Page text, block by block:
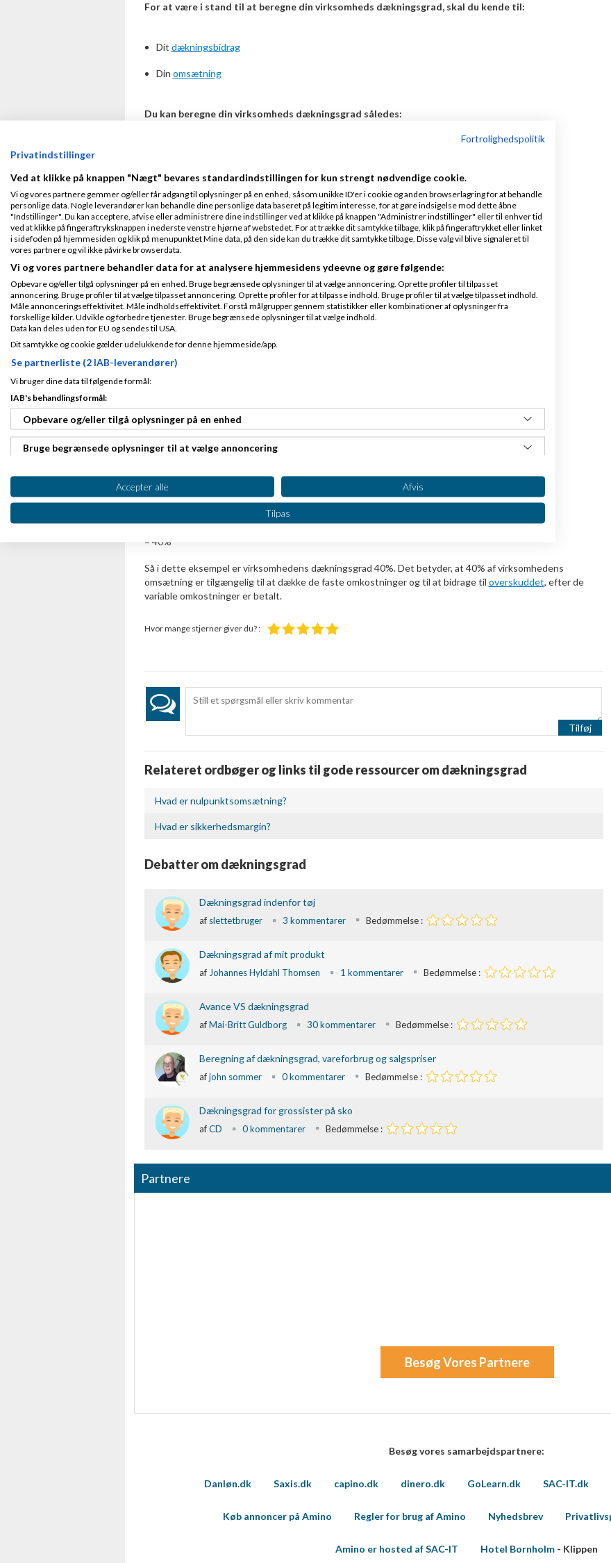
For at være i stand til at beregne din virksomheds dækningsgrad, skal du kende til:
Dit dækningsbidrag
Din omsætning
Du kan beregne din virksomheds dækningsgrad således:
Dækningsgrad eksempel
Her er et eksempel på, hvordan du kan udregne din virksomheds dækningsgrad.
Forestil dig en virksomhed, der sælger håndværkerprodukter. Her er nogle økonomiske tal for
Omsætning: 500.000 kr.
Variable omkostninger: 300.000 kr.
For at finde frem til dækninggraden skal vi først kende til dækningsbidraget.
Dækningsbidraget regner vi ud således:
Dækningsbidrag= Omsætning -Variable omkostninger
= 500.000 kr - 300.000 kr
= 200.000 kr
Nu kan vi beregne dækningsgraden:
Dækningsgrad = (Dækningsbidrag / Omsætning) × 100
= (200.000 kr / 500.000 kr) × 100
= 0.4 × 100
= 40%
Så i dette eksempel er virksomhedens dækningsgrad 40%. Det betyder, at 40% af virksomhedens
omsætning er tilgængelig til at dække de faste omkostninger og til at bidrage til overskuddet, efter de
variable omkostninger er betalt.
Hvor mange stjerner giver du? :
Tilføj
Relateret ordbøger og links til gode ressourcer om dækningsgrad
Hvad er nulpunktsomsætning?
Hvad er sikkerhedsmargin?
Debatter om dækningsgrad
Dækningsgrad indenfor tøj
af slettetbruger 3 kommentarer Bedømmelse :
Dækningsgrad af mit produkt
af Johannes Hyldahl Thomsen 1 kommentarer Bedømmelse :
Avance VS dækningsgrad
afMai-Britt Guldborg 30 kommentarer Bedømmelse :
Beregning af dækningsgrad, vareforbrug og salgspriser
afjohn sommer 0 kommentarer Bedømmelse :
Dækningsgrad for grossister på sko
afCD 0 kommentarer Bedømmelse :
Partnere
Besøg Vores Partnere
Besøg vores samarbejdspartnere:
Danløn.dk Saxis.dk capino.dk dinero.dk GoLearn.dk SAC-IT.dk
Køb annoncer på Amino Regler for brug af Amino Nyhedsbrev
Amino er hosted af SAC-IT Hotel Bornholm - Klippen
Fortrolighedspolitik
Privatindstillinger
Ved at klikke på knappen "Nægt" bevares standardindstillingen for kun strengt nødvendige cookie.
Vi og vores partnere gemmer og/eller får adgang til oplysninger på en enhed, såsom unikke ID'er i cookie og anden browserlagring for at behandle
personlige data. Nogle leverandører kan behandle dine personlige data baseret på legitim interesse, for at gøre indsigelse mod dette åbne
"Indstillinger". Du kan acceptere, afvise eller administrere dine indstillinger ved at klikke på knappen "Administrer indstillinger" eller til enhver tid
ved at klikke på fingeraftryksknappen i nederste venstre hjørne af webstedet. For at trække dit samtykke tilbage, klik på fingeraftrykket eller linket
i sidefoden på hjemmesiden og klik på menupunktet Mine data, på den side kan du trække dit samtykke tilbage. Disse valg vil blive signaleret til
vores partnere og vil ikke påvirke browserdata.
Vi og vores partnere behandler data for at analysere hjemmesidens ydeevne og gøre følgende:
Opbevare og/eller tilgå oplysninger på en enhed. Bruge begrænsede oplysninger til at vælge annoncering. Oprette profiler til tilpasset
annoncering. Bruge profiler til at vælge tilpasset annoncering. Oprette profiler for at tilpasse indhold. Bruge profiler til at vælge tilpasset indhold.
Måle annonceringseffektivitet. Måle indholdseffektivitet. Forstå målgrupper gennem statistikker eller kombinationer af oplysninger fra
forskellige kilder. Udvikle og forbedre tjenester. Bruge begrænsede oplysninger til at vælge indhold.
Data kan deles uden for EU og sendes til USA.
Dit samtykke og cookie gælder udelukkende for denne hjemmeside/app.
Se partnerliste (2 IAB-leverandører)
Vi bruger dine data til følgende formål:
IAB's behandlingsformål:
Opbevare og/eller tilgå oplysninger på en enhed
Bruge begrænsede oplysninger til at vælge annoncering
Oprette profiler til tilpasset annoncering
Bruge profiler til at vælge tilpasset annoncering
Måle annonceringseffektivitet
Udvikle og forbedre tjenester
Bruge begrænsede oplysninger til at vælge indhold
Accepter alle Afvis
Tilpas